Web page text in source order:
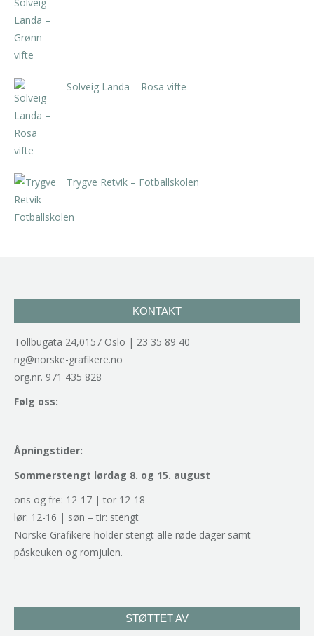
Solveig Landa – Rosa vifte
Trygve Retvik – Fotballskolen
KONTAKT
Tollbugata 24,0157 Oslo | 23 35 89 40
ng@norske-grafikere.no
org.nr. 971 435 828
Følg oss:
Åpningstider:
Sommerstengt lørdag 8. og 15. august
ons og fre: 12-17 | tor 12-18
lør: 12-16 | søn – tir: stengt
Norske Grafikere holder stengt alle røde dager samt
påskeuken og romjulen.
STØTTET AV